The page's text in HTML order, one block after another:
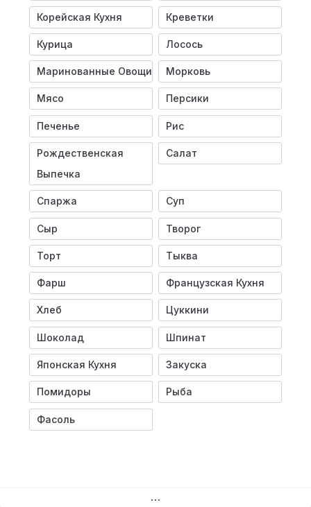
Корейская Кухня Креветки
Курица Лосось
Маринованные Овощи Морковь
Мясо Персики
Печенье Рис
Рождественская
Выпечка
Салат
Спаржа Суп
Сыр Творог
Торт Тыква
Фарш Французская Кухня
Хлеб Цуккини
Шоколад Шпинат
Японская Кухня Закуска
Помидоры Рыба
Фасоль
…